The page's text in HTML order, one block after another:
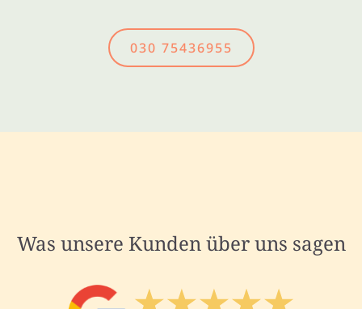
030 75436955
Was unsere Kunden über uns sagen